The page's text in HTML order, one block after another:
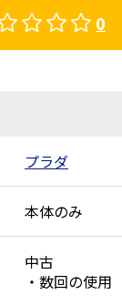
0
プラダ
本体のみ
中古
・数回の使用